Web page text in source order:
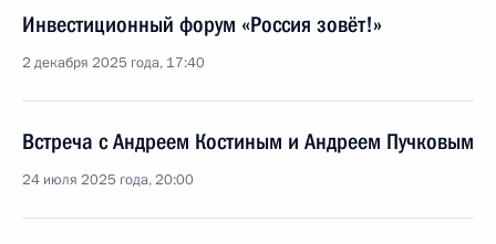
Инвестиционный форум «Россия зовёт!»
2 декабря 2025 года, 17:40
Встреча с Андреем Костиным и Андреем Пучковым
24 июля 2025 года, 20:00